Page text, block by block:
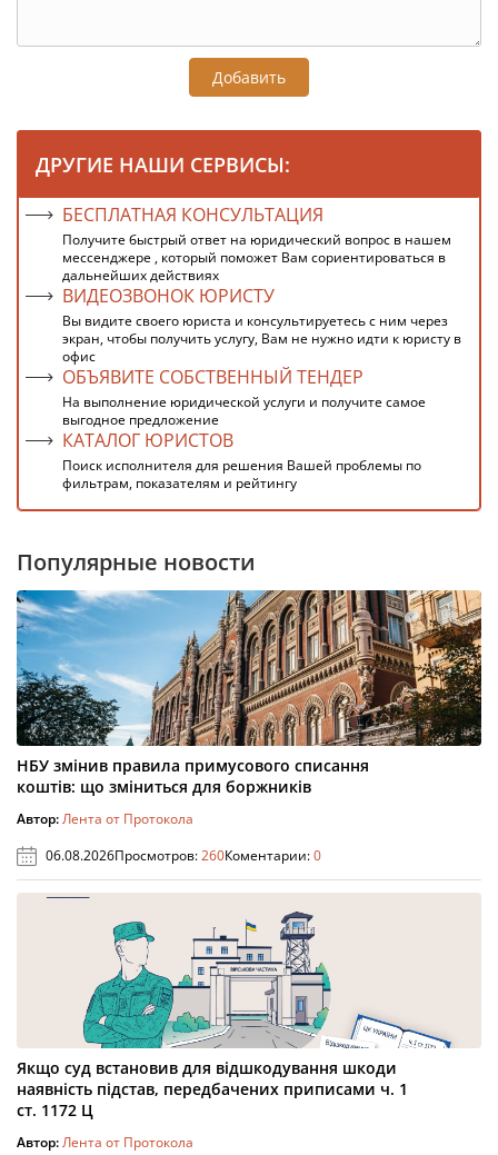
Добавить
ДРУГИЕ НАШИ СЕРВИСЫ:
БЕСПЛАТНАЯ КОНСУЛЬТАЦИЯ
Получите быстрый ответ на юридический вопрос в нашем
мессенджере , который поможет Вам сориентироваться в
дальнейших действиях
ВИДЕОЗВОНОК ЮРИСТУ
Вы видите своего юриста и консультируетесь с ним через
экран, чтобы получить услугу, Вам не нужно идти к юристу в
офис
ОБЪЯВИТЕ СОБСТВЕННЫЙ ТЕНДЕР
На выполнение юридической услуги и получите самое
выгодное предложение
КАТАЛОГ ЮРИСТОВ
Поиск исполнителя для решения Вашей проблемы по
фильтрам, показателям и рейтингу
Популярные новости
НБУ змінив правила примусового списання
коштів: що зміниться для боржників
Автор:Лента от Протокола
06.08.2026Просмотров:260Коментарии:0
Якщо суд встановив для відшкодування шкоди
наявність підстав, передбачених приписами ч. 1
ст. 1172 Ц
Автор:Лента от Протокола